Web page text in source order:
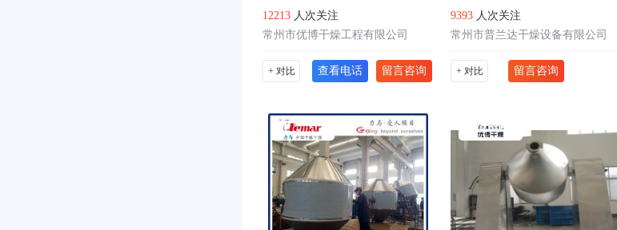
12213 人次关注
常州市优博干燥工程有限公司
+ 对比 查看电话 留言咨询
9393 人次关注
常州市普兰达干燥设备有限公司
+ 对比 留言咨询